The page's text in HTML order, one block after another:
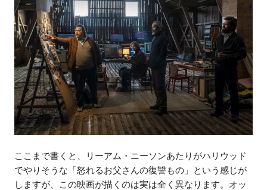
ここまで書くと、リーアム・ニーソンあたりがハリウッド
でやりそうな「怒れるお父さんの復讐もの」という感じが
しますが、この映画が描くのは実は全く異なります。オッ